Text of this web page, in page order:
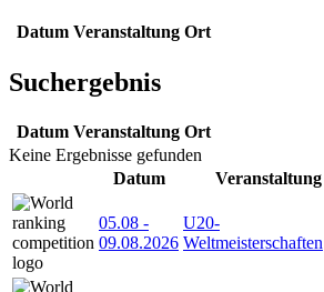
Datum Veranstaltung Ort
Suchergebnis
Datum Veranstaltung Ort
Keine Ergebnisse gefunden
Datum
Veranstaltung
05.08 -
09.08.2026
U20-
Weltmeisterschaften